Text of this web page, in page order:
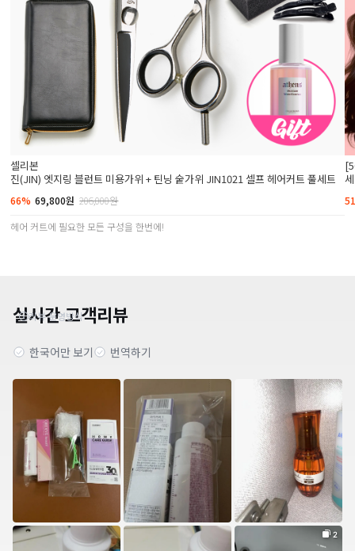
셀리본
진(JIN) 엣지링 블런트 미용가위 + 틴닝 숱가위 JIN1021 셀프 헤어커트 풀세트
66% 69,800원 206,000원
헤어 커트에 필요한 모든 구성을 한번에!